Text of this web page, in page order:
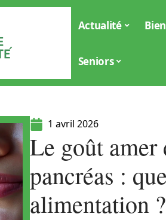
Actualité
Seniors
1 avril 2026
Le goût amer
pancréas :
alimentation ?